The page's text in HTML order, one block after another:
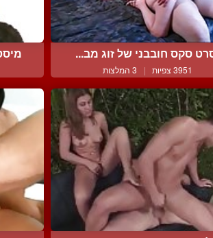
סקס חובבני של זוג מב...
3951 צפיות | 3 המלצות